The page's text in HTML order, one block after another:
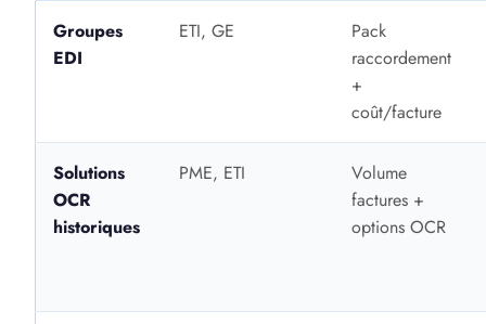
Groupes
EDI
ETI, GE
Pack
raccordement
+
coût/facture
Solutions
OCR
historiques
PME, ETI
Volume
factures +
options OCR